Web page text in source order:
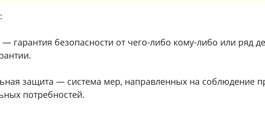
гарантия безопасности от чего-либо кому-либо или ряд
защита — система мер, направленных на соблюдение
потребностей.